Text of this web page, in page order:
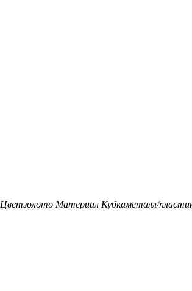
Цветзолото Материал Кубкаметалл/